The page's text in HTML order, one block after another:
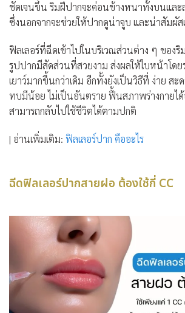
ชัดเจนขึ้น ริมฝีปากจะค่อนข้างหนาทั้งบนและ
ซึ่งนอกจากจะช่วยให้ปากดูน่าจูบ และน่าสัมผัส
ฟิลเลอร์ที่ฉีดเข้าไปในบริเวณส่วนต่าง ๆ ของ
รูปปากมีสัดส่วนที่สวยงาม ส่งผลให้ใบหน้าโด
เยาว์มากขึ้นกว่าเดิม อีกทั้งยังเป็นวิธีที่ ง่าย สะด
ทบมีน้อย ไม่เป็นอันตราย ฟื้นสภาพร่างกายได้
สามารถกลับไปใช้ชีวิตได้ตามปกติ
| อ่านเพิ่มเติม: ฟิลเลอร์ปาก คืออะไร
ฉีดฟิลเลอร์ปากสายฝอ ต้องใช้กี่ CC